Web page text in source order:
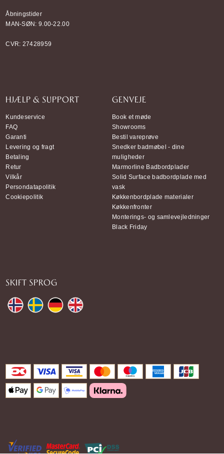
Åbningstider
MAN-SØN: 9.00-22.00
CVR: 27428959
HJÆLP & SUPPORT
Kundeservice
FAQ
Garanti
Levering og fragt
Betaling
Retur
Vilkår
Persondatapolitik
Cookiepolitik
GENVEJE
Book et møde
Showrooms
Bestil vareprøve
Snedker badmøbel - dine
muligheder
Marmorline Badbordplader
Solid Surface badbordplade med
vask
Køkkenbordplade materialer
Køkkenfronter
Monterings- og samlevejledninger
Black Friday
SKIFT SPROG